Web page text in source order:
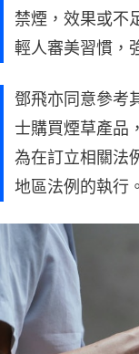
禁煙，效果或不
輕人審美習慣，
鄧飛亦同意參考
士購買煙草產品
為在訂立相關法
地區法例的執行。